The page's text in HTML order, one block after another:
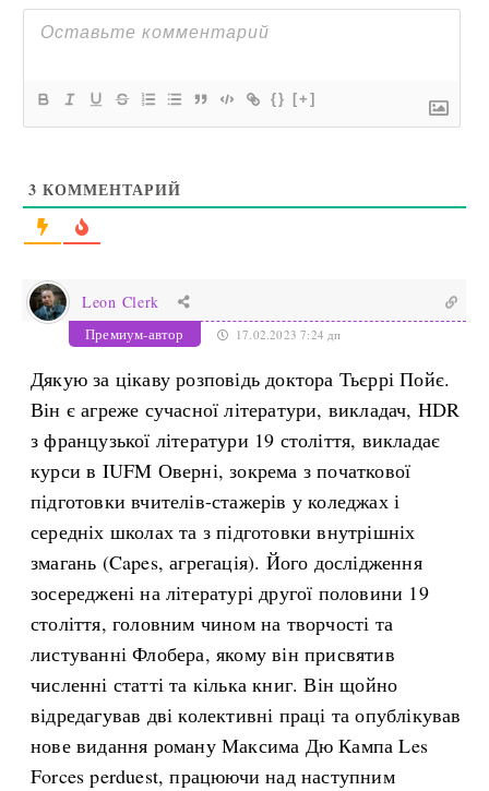
{} [+]
3 КОММЕНТАРИЙ
Leon Clerk
Премиум-автор 17.02.2023 7:24 дп
Дякую за цікаву розповідь доктора Тьєррі Пойє.
Він є агреже сучасної літератури, викладач, HDR
з французької літератури 19 століття, викладає
курси в IUFM Оверні, зокрема з початкової
підготовки вчителів-стажерів у коледжах і
середніх школах та з підготовки внутрішніх
змагань (Capes, агрегація). Його дослідження
зосереджені на літературі другої половини 19
століття, головним чином на творчості та
листуванні Флобера, якому він присвятив
численні статті та кілька книг. Він щойно
відредагував дві колективні праці та опублікував
нове видання роману Максима Дю Кампа Les
Forces perduest, працюючи над наступним